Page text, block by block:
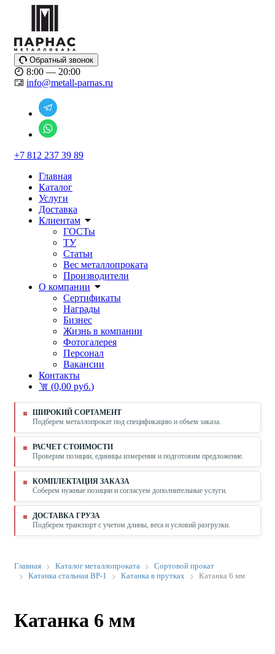
Обратный звонок
8:00 — 20:00
info@metall-parnas.ru
+7 812 237 39 89
Главная
Каталог
Услуги
Доставка
Клиентам
ГОСТы
ТУ
Статьи
Вес металлопроката
Производители
О компании
Сертификаты
Награды
Бизнес
Жизнь в компании
Фотогалерея
Персонал
Вакансии
Контакты
(0,00 руб.)
ШИРОКИЙ СОРТАМЕНТ
Подберем металлопрокат под спецификацию и объем заказа.
РАСЧЕТ СТОИМОСТИ
Проверим позиции, единицы измерения и подготовим предложение.
КОМПЛЕКТАЦИЯ ЗАКАЗА
Соберем нужные позиции и согласуем дополнительные услуги.
ДОСТАВКА ГРУЗА
Подберем транспорт с учетом длины, веса и условий разгрузки.
Главная Каталог металлопроката
Сортовой прокат
Катанка стальная ВР-1
Катанка в прутках Катанка 6 мм
Катанка 6 мм